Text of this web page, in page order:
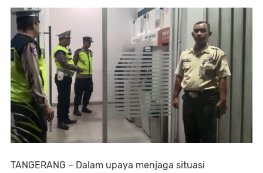
TANGERANG – Dalam upaya menjaga situasi